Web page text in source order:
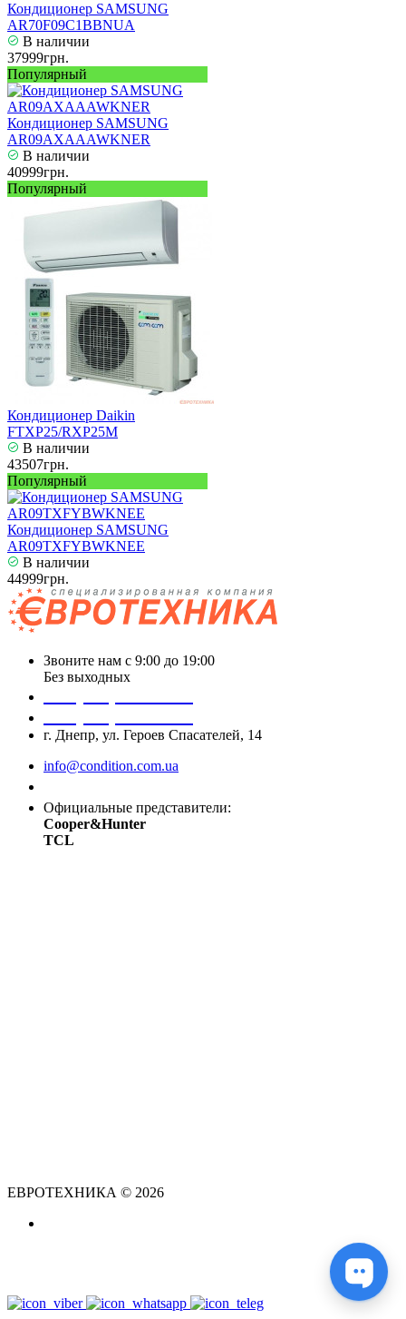
Кондиционер SAMSUNG
AR70F09C1BBNUA
В наличии
37999грн.
Популярный
Кондиционер SAMSUNG
AR09AXAAAWKNER
В наличии
40999грн.
Популярный
Кондиционер Daikin
FTXP25/RXP25M
В наличии
43507грн.
Популярный
Кондиционер SAMSUNG
AR09TXFYBWKNEE
В наличии
44999грн.
Звоните нам с 9:00 до 19:00
Без выходных
г. Днепр, ул. Героев Спасателей, 14
info@condition.com.ua
Официальные представители:
Cooper&Hunter
TCL
ЕВРОТЕХНИКА © 2026